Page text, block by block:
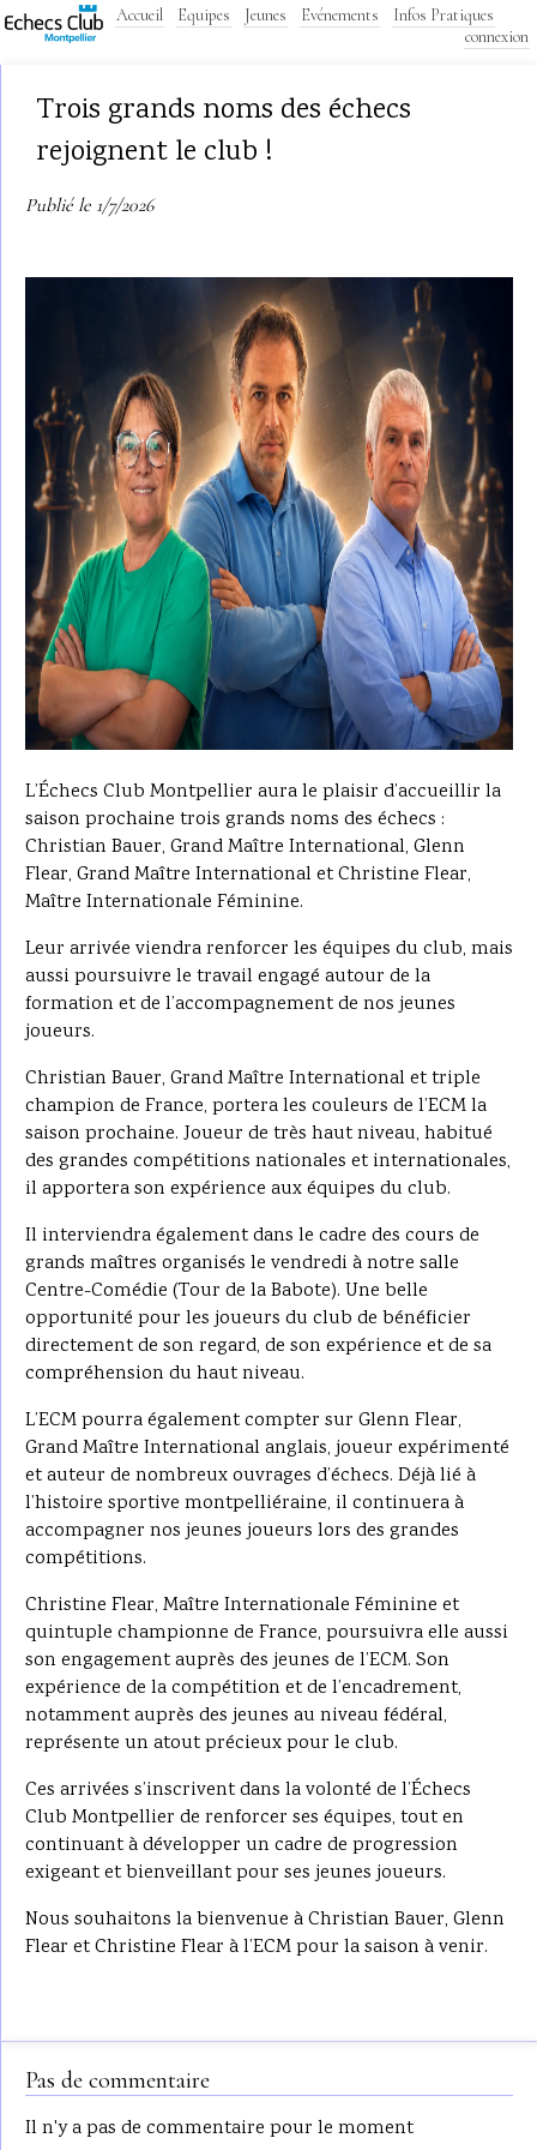
Accueil Equipes Jeunes Evénements
Infos Pratiques
connexion
Trois grands noms des échecs
rejoignent le club !
Publié le 1/7/2026
L’Échecs Club Montpellier aura le plaisir d’accueillir la
saison prochaine trois grands noms des échecs :
Christian Bauer, Grand Maître International, Glenn
Flear, Grand Maître International et Christine Flear,
Maître Internationale Féminine.
Leur arrivée viendra renforcer les équipes du club, mais
aussi poursuivre le travail engagé autour de la
formation et de l’accompagnement de nos jeunes
joueurs.
Christian Bauer, Grand Maître International et triple
champion de France, portera les couleurs de l’ECM la
saison prochaine. Joueur de très haut niveau, habitué
des grandes compétitions nationales et internationales,
il apportera son expérience aux équipes du club.
Il interviendra également dans le cadre des cours de
grands maîtres organisés le vendredi à notre salle
Centre-Comédie (Tour de la Babote). Une belle
opportunité pour les joueurs du club de bénéficier
directement de son regard, de son expérience et de sa
compréhension du haut niveau.
L’ECM pourra également compter sur Glenn Flear,
Grand Maître International anglais, joueur expérimenté
et auteur de nombreux ouvrages d’échecs. Déjà lié à
l’histoire sportive montpelliéraine, il continuera à
accompagner nos jeunes joueurs lors des grandes
compétitions.
Christine Flear, Maître Internationale Féminine et
quintuple championne de France, poursuivra elle aussi
son engagement auprès des jeunes de l’ECM. Son
expérience de la compétition et de l’encadrement,
notamment auprès des jeunes au niveau fédéral,
représente un atout précieux pour le club.
Ces arrivées s’inscrivent dans la volonté de l’Échecs
Club Montpellier de renforcer ses équipes, tout en
continuant à développer un cadre de progression
exigeant et bienveillant pour ses jeunes joueurs.
Nous souhaitons la bienvenue à Christian Bauer, Glenn
Flear et Christine Flear à l’ECM pour la saison à venir.
Pas de commentaire
Il n'y a pas de commentaire pour le moment